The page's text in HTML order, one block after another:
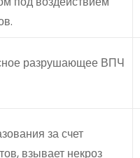
разрушающее ВПЧ
за счет
взывает некроз